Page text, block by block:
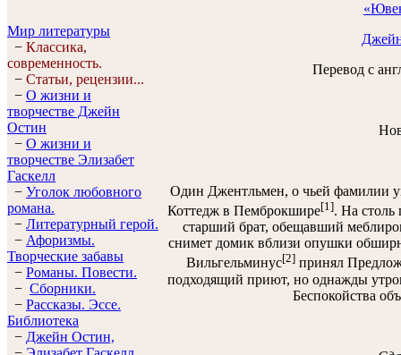
Мир литературы
− Классика,
современность.
− Статьи, рецензии...
− О жизни и
творчестве Джейн
Остин
− О жизни и
творчестве Элизабет
Гaскелл
− Уголок любовного
романа.
− Литературный герой.
− Афоризмы.
Творческие забавы
− Романы. Повести.
− Сборники.
− Рассказы. Эссe.
Библиотека
− Джейн Остин,
Перевод с
Один Джентльмен, о чьей фамилии
Коттедж в Пемброкшире[1]. На столь
старший брат, обещавший
снимет домик вблизи опушки
Вильгельминус[2]принял
подходящий приют, но однажды
Беспокойства